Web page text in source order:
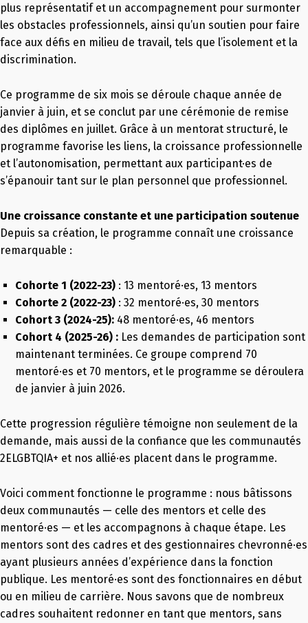
plus représentatif et un accompagnement pour surmonter
les obstacles professionnels, ainsi qu’un soutien pour faire
face aux défis en milieu de travail, tels que l’isolement et la
discrimination.
Ce programme de six mois se déroule chaque année de
janvier à juin, et se conclut par une cérémonie de remise
des diplômes en juillet. Grâce à un mentorat structuré, le
programme favorise les liens, la croissance professionnelle
et l’autonomisation, permettant aux participant·es de
s’épanouir tant sur le plan personnel que professionnel.
Une croissance constante et une participation soutenue
Depuis sa création, le programme connaît une croissance
remarquable :
Cohorte 1 (2022-23) : 13 mentoré·es, 13 mentors
Cohorte 2 (2022-23) : 32 mentoré·es, 30 mentors
Cohort 3 (2024-25): 48 mentoré·es, 46 mentors
Cohort 4 (2025-26) : Les demandes de participation sont
maintenant terminées. Ce groupe comprend 70
mentoré·es et 70 mentors, et le programme se déroulera
de janvier à juin 2026.
Cette progression régulière témoigne non seulement de la
demande, mais aussi de la confiance que les communautés
2ELGBTQIA+ et nos allié·es placent dans le programme.
Voici comment fonctionne le programme : nous bâtissons
deux communautés — celle des mentors et celle des
mentoré·es — et les accompagnons à chaque étape. Les
mentors sont des cadres et des gestionnaires chevronné·es
ayant plusieurs années d’expérience dans la fonction
publique. Les mentoré·es sont des fonctionnaires en début
ou en milieu de carrière. Nous savons que de nombreux
cadres souhaitent redonner en tant que mentors, sans